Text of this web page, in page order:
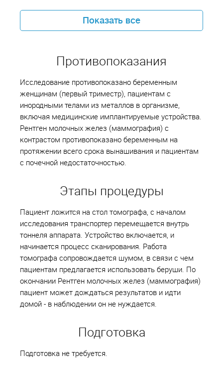
Показать все
Противопоказания
Исследование противопоказано беременным
женщинам (первый триместр), пациентам с
инородными телами из металлов в организме,
включая медицинские имплантируемые устройства.
Рентген молочных желез (маммография) с
контрастом противопоказано беременным на
протяжении всего срока вынашивания и пациентам
с почечной недостаточностью.
Этапы процедуры
Пациент ложится на стол томографа, с началом
исследования транспортер перемещается внутрь
тоннеля аппарата. Устройство включается, и
начинается процесс сканирования. Работа
томографа сопровождается шумом, в связи с чем
пациентам предлагается использовать беруши. По
окончании Рентген молочных желез (маммография)
пациент может дождаться результатов и идти
домой - в наблюдении он не нуждается.
Подготовка
Подготовка не требуется.